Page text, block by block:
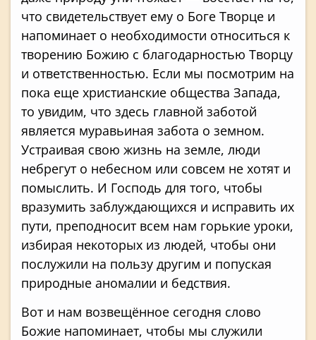
что свидетельствует ему о Боге Творце и
напоминает о необходимости относиться к
творению Божию с благодарностью Творцу
и ответственностью. Если мы посмотрим на
пока еще христианские общества Запада,
то увидим, что здесь главной заботой
является муравьиная забота о земном.
Устраивая свою жизнь на земле, люди
небрегут о небесном или совсем не хотят и
помыслить. И Господь для того, чтобы
вразумить заблуждающихся и исправить их
пути, преподносит всем нам горькие уроки,
избирая некоторых из людей, чтобы они
послужили на пользу другим и попуская
природные аномалии и бедствия.
Вот и нам возвещённое сегодня слово
Божие напоминает, чтобы мы служили